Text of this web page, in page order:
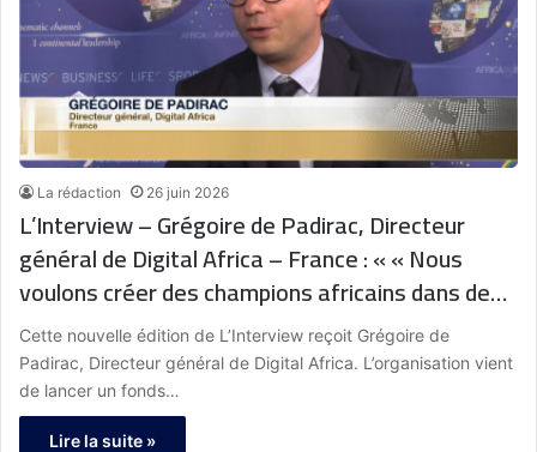
La rédaction 26 juin 2026
L’Interview – Grégoire de Padirac, Directeur
général de Digital Africa – France : « « Nous
voulons créer des champions africains dans des
écosystèmes où il y a moins d’investisseurs, car
nous pensons qu’il existe des besoins et des
entrepreneurs partout sur le continent »
Cette nouvelle édition de L’Interview reçoit Grégoire de
Padirac, Directeur général de Digital Africa. L’organisation vient
de lancer un fonds…
Lire la suite »